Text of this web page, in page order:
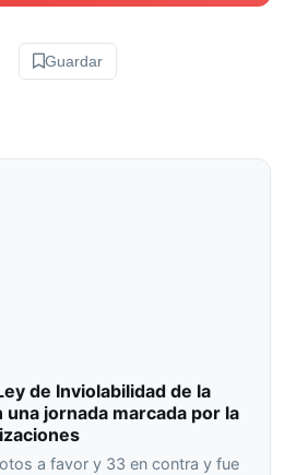
Guardar
de Inviolabilidad de la
una jornada marcada por la
a favor y 33 en contra y fue